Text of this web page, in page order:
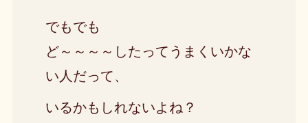
でもでも
ど～～～～したってうまくいかな
い人だって、
いるかもしれないよね？